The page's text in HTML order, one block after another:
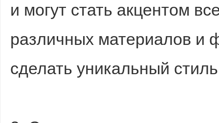
и могут стать акцентом
различных материалов и
сделать уникальный